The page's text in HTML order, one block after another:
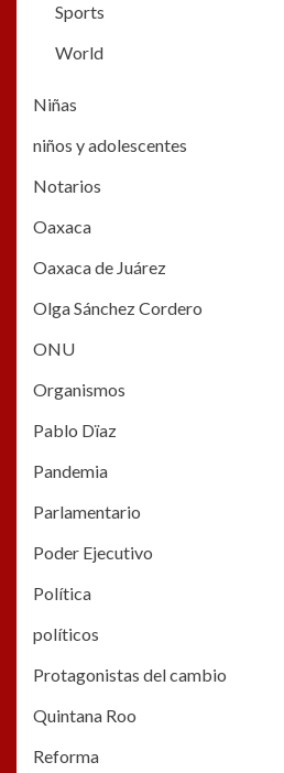
Sports
World
Niñas
niños y adolescentes
Notarios
Oaxaca
Oaxaca de Juárez
Olga Sánchez Cordero
ONU
Organismos
Pablo Dïaz
Pandemia
Parlamentario
Poder Ejecutivo
Política
políticos
Protagonistas del cambio
Quintana Roo
Reforma